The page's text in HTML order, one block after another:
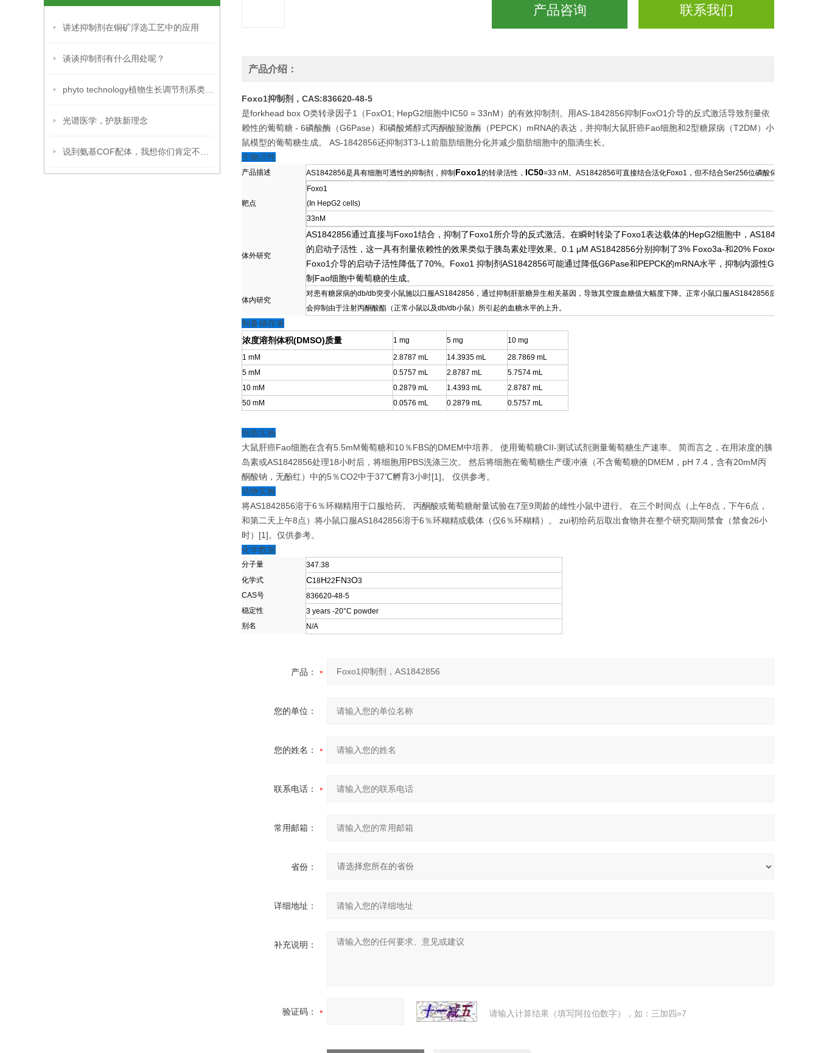
讲述抑制剂在铜矿浮选工艺中的应用
谈谈抑制剂有什么用处呢？
光谱医学，护肤新理念
产品咨询 联系我们
产品介绍：
Foxo1抑制剂，CAS:836620-48-5
是forkhead box O类转录因子1（FoxO1; HepG2细胞中IC50 = 33nM）的有效抑制剂。用AS-1842856抑制FoxO1介导的反式激活导致剂量依
赖性的葡萄糖 - 6磷酸酶（G6Pase）和磷酸烯醇式丙酮酸羧激酶（PEPCK）mRNA的表达，并抑制大鼠肝癌Fao细胞和2型糖尿病（T2DM）小
鼠模型的葡萄糖生成。 AS-1842856还抑制3T3-L1前脂肪细胞分化并减少脂肪细胞中的脂滴生长。
生物活性
产品描述 AS1842856是具有细胞可透性的抑制剂，抑制 Foxo1的转录活性， IC50=33 nM。AS1842856可直接结合活化Foxo1，但不结合Ser256位磷酸化的Foxo1。
靶点
Foxo1
(In HepG2 cells)
33nM
体外研究
AS1842856通过直接与Foxo1结合，抑制了Foxo1所介导的反式激活。在瞬时转染了Foxo1表达载体的HepG2细胞中，AS1842856有效
的启动子活性，这一具有剂量依赖性的效果类似于胰岛素处理效果。0.1 μM AS1842856分别抑制了3% Foxo3a-和20% Foxo4-介导的启
Foxo1介导的启动子活性降低了70%。Foxo1 抑制剂AS1842856可能通过降低G6Pase和PEPCK的mRNA水平，抑制内源性G6Pase和
制Fao细胞中葡萄糖的生成。
体内研究
对患有糖尿病的db/db突变小鼠施以口服AS1842856，通过抑制肝脏糖异生相关基因，导致其空腹血糖值大幅度下降。正常小鼠口服AS1842856后则无此影响
会抑制由于注射丙酮酸酯（正常小鼠以及db/db小鼠）所引起的血糖水平的上升。
制备储存液
浓度溶剂体积(DMSO)质量 1 mg 5 mg
10 mg
1 mM
2.8787 mL 14.3935 mL
28.7869 mL
5 mM
0.5757 mL 2.8787 mL
5.7574 mL
10 mM
0.2879 mL 1.4393 mL
2.8787 mL
50 mM
0.0576 mL 0.2879 mL 0.5757 mL
细胞实验
大鼠肝癌Fao细胞在含有5.5mM葡萄糖和10％FBS的DMEM中培养。 使用葡萄糖CII-测试试剂测量葡萄糖生产速率。 简而言之，在用浓度的胰
岛素或AS1842856处理18小时后，将细胞用PBS洗涤三次。 然后将细胞在葡萄糖生产缓冲液（不含葡萄糖的DMEM，pH 7.4，含有20mM丙
酮酸钠，无酚红）中的5％CO2中于37℃孵育3小时[1]。 仅供参考。
动物实验
将AS1842856溶于6％环糊精用于口服给药。 丙酮酸或葡萄糖耐量试验在7至9周龄的雄性小鼠中进行。 在三个时间点（上午8点，下午6点，
和第二天上午8点）将小鼠口服AS1842856溶于6％环糊精或载体（仅6％环糊精）。 zui初给药后取出食物并在整个研究期间禁食（禁食26小
时）[1]。仅供参考。
化学数据
分子量
347.38
化学式
C18H22FN3O3
CAS号
836620-48-5
稳定性
3 years -20°C powder
别名
N/A
产品：
您的单位：
您的姓名：
联系电话：
常用邮箱：
省份：
详细地址：
补充说明：
验证码： 请输入计算结果（填写阿拉伯数字），如：三加四=7